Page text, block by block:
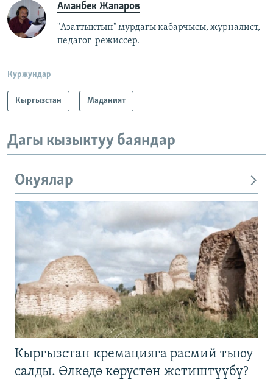
Аманбек Жапаров
"Азаттыктын" мурдагы кабарчысы, журналист,
педагог-режиссер.
Куржундар
Кыргызстан Маданият
Дагы кызыктуу баяндар
Окуялар
Кыргызстан кремацияга расмий тыюу
салды. Өлкөдө көрүстөн жетиштүүбү?